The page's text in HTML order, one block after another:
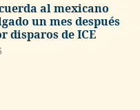
al mexicano
un mes después
disparos de ICE